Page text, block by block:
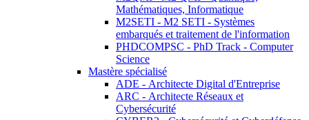
Mathématiques, Informatique
M2SETI - M2 SETI - Systèmes
embarqués et traitement de l'information
PHDCOMPSC - PhD Track - Computer
Science
Mastère spécialisé
ADE - Architecte Digital d'Entreprise
ARC - Architecte Réseaux et
Cybersécurité